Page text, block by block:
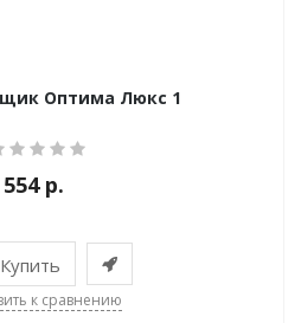
Оптима Люкс 1
554 р.
Купить
к сравнению